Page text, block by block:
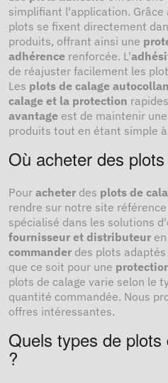
simplifiant l'application. Grâce
plots se fixent directement
produits, offrant ainsi une
adhérence renforcée. L'
de réajuster facilement les
Les plots de calage
calage et la protection
avantage est de maintenir
produits tout en étant simple
Où acheter des
Pour acheter des plots de
rendre sur notre site
spécialisé dans les solutions
fournisseur et distributeur
commander des plots
que ce soit pour une
plots de calage varie selon le
quantité commandée. Nous
offres intéressantes.
Quels types de
?